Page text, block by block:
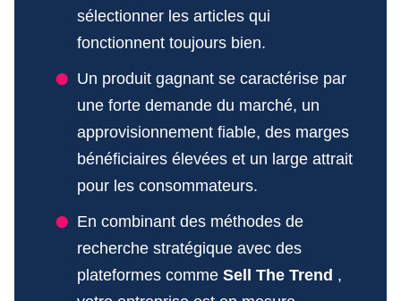
sélectionner les articles qui
fonctionnent toujours bien.
Un produit gagnant se caractérise par
une forte demande du marché, un
approvisionnement fiable, des marges
bénéficiaires élevées et un large attrait
pour les consommateurs.
En combinant des méthodes de
recherche stratégique avec des
plateformes comme Sell The Trend ,